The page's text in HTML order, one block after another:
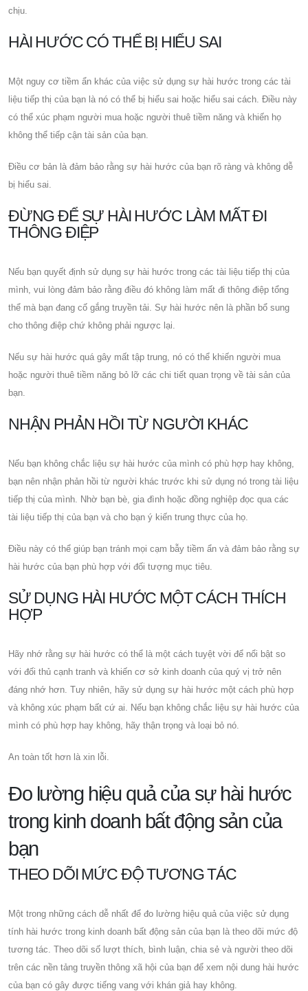
chịu.
HÀI HƯỚC CÓ THỂ BỊ HIỂU SAI
Một nguy cơ tiềm ẩn khác của việc sử dụng sự hài hước trong các tài
liệu tiếp thị của bạn là nó có thể bị hiểu sai hoặc hiểu sai cách. Điều này
có thể xúc phạm người mua hoặc người thuê tiềm năng và khiến họ
không thể tiếp cận tài sản của bạn.
Điều cơ bản là đảm bảo rằng sự hài hước của bạn rõ ràng và không dễ
bị hiểu sai.
ĐỪNG ĐỂ SỰ HÀI HƯỚC LÀM MẤT ĐI
THÔNG ĐIỆP
Nếu bạn quyết định sử dụng sự hài hước trong các tài liệu tiếp thị của
mình, vui lòng đảm bảo rằng điều đó không làm mất đi thông điệp tổng
thể mà bạn đang cố gắng truyền tải. Sự hài hước nên là phần bổ sung
cho thông điệp chứ không phải ngược lại.
Nếu sự hài hước quá gây mất tập trung, nó có thể khiến người mua
hoặc người thuê tiềm năng bỏ lỡ các chi tiết quan trọng về tài sản của
bạn.
NHẬN PHẢN HỒI TỪ NGƯỜI KHÁC
Nếu bạn không chắc liệu sự hài hước của mình có phù hợp hay không,
bạn nên nhận phản hồi từ người khác trước khi sử dụng nó trong tài liệu
tiếp thị của mình. Nhờ bạn bè, gia đình hoặc đồng nghiệp đọc qua các
tài liệu tiếp thị của bạn và cho bạn ý kiến ​​​​trung thực của họ.
Điều này có thể giúp bạn tránh mọi cạm bẫy tiềm ẩn và đảm bảo rằng sự
hài hước của bạn phù hợp với đối tượng mục tiêu.
SỬ DỤNG HÀI HƯỚC MỘT CÁCH THÍCH
HỢP
Hãy nhớ rằng sự hài hước có thể là một cách tuyệt vời để nổi bật so
với đối thủ cạnh tranh và khiến cơ sở kinh doanh của quý vị trở nên
đáng nhớ hơn. Tuy nhiên, hãy sử dụng sự hài hước một cách phù hợp
và không xúc phạm bất cứ ai. Nếu bạn không chắc liệu sự hài hước của
mình có phù hợp hay không, hãy thận trọng và loại bỏ nó.
An toàn tốt hơn là xin lỗi.
Đo lường hiệu quả của sự hài hước
trong kinh doanh bất động sản của
bạn
THEO DÕI MỨC ĐỘ TƯƠNG TÁC
Một trong những cách dễ nhất để đo lường hiệu quả của việc sử dụng
tính hài hước trong kinh doanh bất động sản của bạn là theo dõi mức độ
tương tác. Theo dõi số lượt thích, bình luận, chia sẻ và người theo dõi
trên các nền tảng truyền thông xã hội của bạn để xem nội dung hài hước
của bạn có gây được tiếng vang với khán giả hay không.